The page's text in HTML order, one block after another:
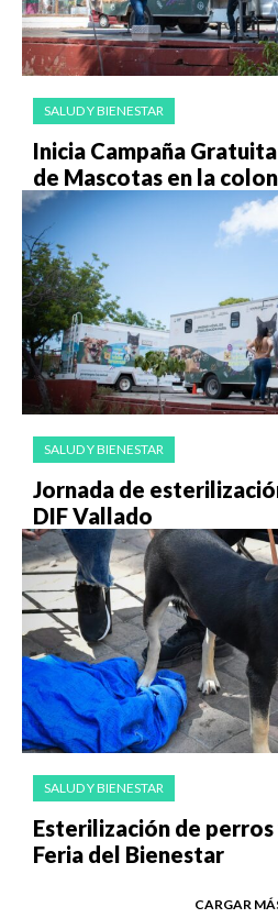
SALUD Y BIENESTAR
Inicia Campaña
de Mascotas en la
SALUD Y BIENESTAR
Jornada de
DIF Vallado
SALUD Y BIENESTAR
Esterilización de
Feria del Bienestar
CARGAR